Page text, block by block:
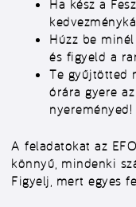
Ha kész a
Húzz be
és figyeld a
Te gyűjtötted
órára gyere
nyereményed!
A feladatokat az
könnyű, mindenki
Figyelj, mert egyes